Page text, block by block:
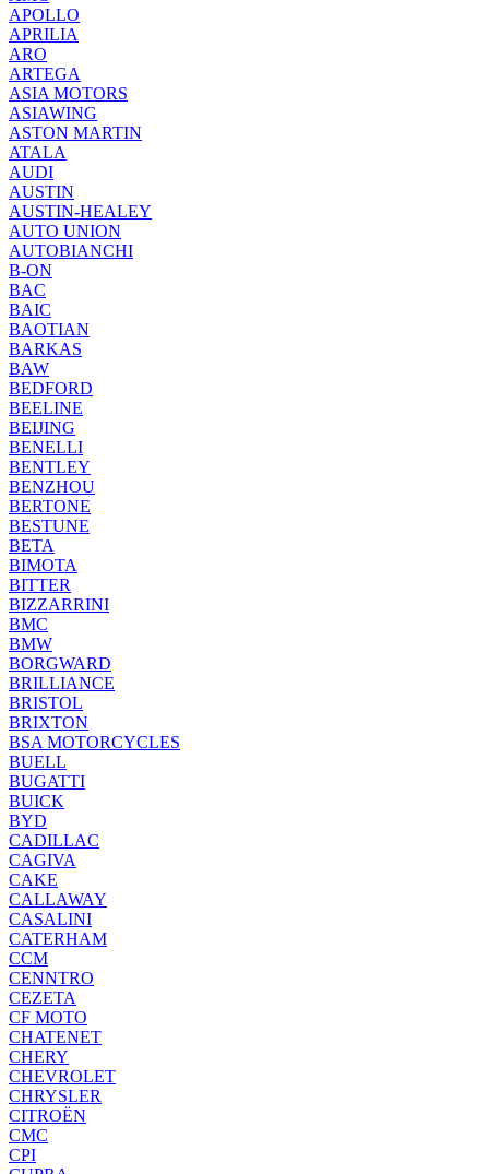
APOLLO
APRILIA
ARO
ARTEGA
ASIA MOTORS
ASIAWING
ASTON MARTIN
ATALA
AUDI
AUSTIN
AUSTIN-HEALEY
AUTO UNION
AUTOBIANCHI
B-ON
BAC
BAIC
BAOTIAN
BARKAS
BAW
BEDFORD
BEELINE
BEIJING
BENELLI
BENTLEY
BENZHOU
BERTONE
BESTUNE
BETA
BIMOTA
BITTER
BIZZARRINI
BMC
BMW
BORGWARD
BRILLIANCE
BRISTOL
BRIXTON
BSA MOTORCYCLES
BUELL
BUGATTI
BUICK
BYD
CADILLAC
CAGIVA
CAKE
CALLAWAY
CASALINI
CATERHAM
CCM
CENNTRO
CEZETA
CF MOTO
CHATENET
CHERY
CHEVROLET
CHRYSLER
CITROËN
CMC
CPI